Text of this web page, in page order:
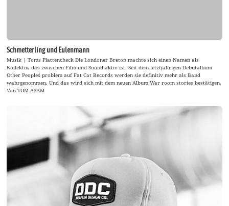
Schmetterling und Eulenmann
Musik | Toms Plattencheck Die Londoner Breton machte sich einen Namen als
Kollektiv, das zwischen Film und Sound aktiv ist. Seit dem letztjährigen Debütalbum
Other People´s problem auf Fat Cat Records werden sie definitiv mehr als Band
wahrgenommen. Und das wird sich mit dem neuen Album War room stories bestätigen.
Von TOM ASAM